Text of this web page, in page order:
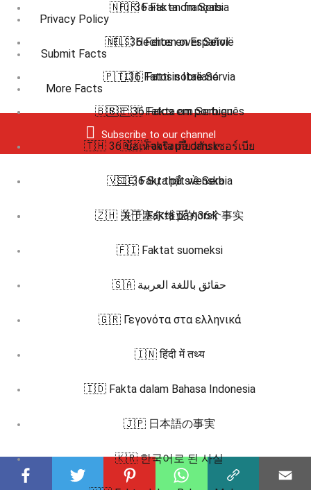
Privacy Policy
Submit Facts
More Facts
Subscribe to our channel
🇳🇴 36 Fakta om Serbia
🇳🇱 36 Feiten over Servië
🇵🇹 36 Fatos sobre Sérvia
🇸🇪 36 Fakta om Serbien
🇹🇭 36 ข้อเท็จจริงเกี่ยวกับ เซอร์เบีย
🇻🇮 36 Sự thật về Serbia
🇿🇭 关于塞尔维亚的36个事实
🇫🇷 Faits en français
🇪🇸 Hechos en Español
🇮🇹 Fatti in Italiano
🇧🇷 🇵🇹 Fatos em português
🇩🇰 Fakta på dansk
🇸🇪 Fakta på svenska
🇳🇴 Fakta på norsk
🇫🇮 Faktat suomeksi
🇸🇦 حقائق باللغة العربية
🇬🇷 Γεγονότα στα ελληνικά
🇮🇳 हिंदी में तथ्य
🇮🇩 Fakta dalam Bahasa Indonesia
🇯🇵 日本語の事実
🇰🇷 한국어로 된 사실